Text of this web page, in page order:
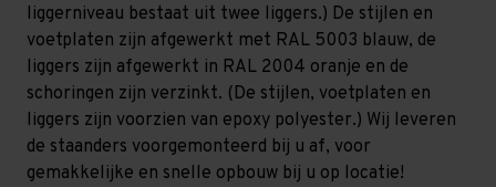
liggerniveau bestaat uit twee liggers.) De stijlen en
voetplaten zijn afgewerkt met RAL 5003 blauw, de
liggers zijn afgewerkt in RAL 2004 oranje en de
schoringen zijn verzinkt. (De stijlen, voetplaten en
liggers zijn voorzien van epoxy polyester.) Wij leveren
de staanders voorgemonteerd bij u af, voor
gemakkelijke en snelle opbouw bij u op locatie!